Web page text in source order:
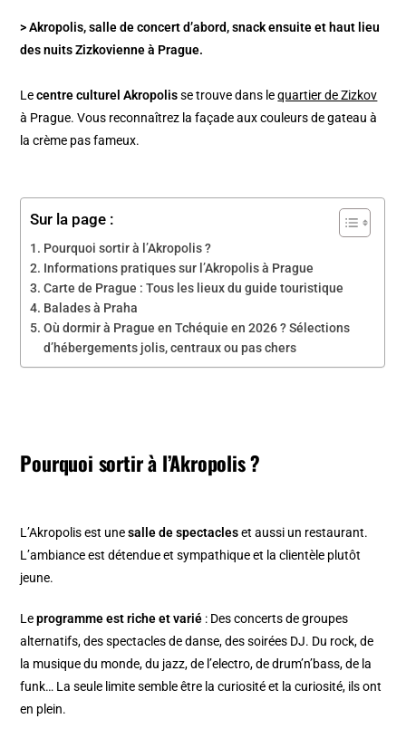
> Akropolis, salle de concert d’abord, snack ensuite et haut lieu
des nuits Zizkovienne à Prague.
Lecentre culturel Akropolisse trouve dans lequartier de Zizkov
à Prague. Vous reconnaîtrez la façade aux couleurs de gateau à
la crème pas fameux.
Sur la page :
Pourquoi sortir à l’Akropolis ?
Informations pratiques sur l’Akropolis à Prague
Carte de Prague : Tous les lieux du guide touristique
Balades à Praha
Où dormir à Prague en Tchéquie en 2026 ? Sélections
d’hébergements jolis, centraux ou pas chers
Pourquoi sortir à l’Akropolis ?
L’Akropolis est unesalle de spectacleset aussi un restaurant.
L’ambiance est détendue et sympathique et la clientèle plutôt
jeune.
Leprogramme est riche et varié : Des concerts de groupes
alternatifs, des spectacles de danse, des soirées DJ. Du rock, de
la musique du monde, du jazz, de l’electro, de drum’n’bass, de la
funk… La seule limite semble être la curiosité et la curiosité, ils ont
en plein.